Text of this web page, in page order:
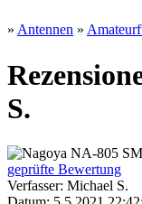
» Antennen »
S.
geprüfte Bewertung
Verfasser: Michael S.